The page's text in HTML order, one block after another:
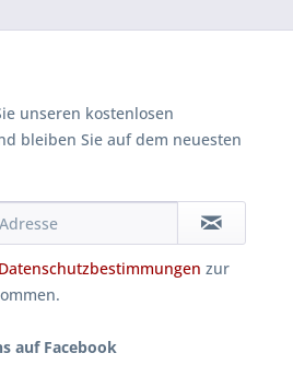
unseren kostenlosen
bleiben Sie auf dem neuesten
Datenschutzbestimmungen zur
auf Facebook